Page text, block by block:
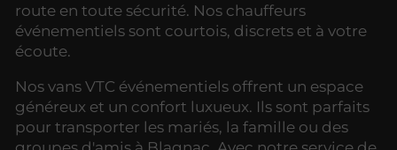
route en toute sécurité. Nos chauffeurs
événementiels sont courtois, discrets et à votre
écoute.
Nos vans VTC événementiels offrent un espace
généreux et un confort luxueux. Ils sont parfaits
pour transporter les mariés, la famille ou des